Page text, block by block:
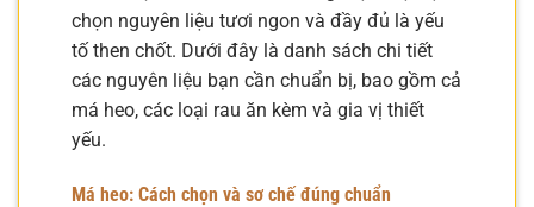
chọn nguyên liệu tươi ngon và đầy đủ là yếu
tố then chốt. Dưới đây là danh sách chi tiết
các nguyên liệu bạn cần chuẩn bị, bao gồm cả
má heo, các loại rau ăn kèm và gia vị thiết
yếu.
Má heo: Cách chọn và sơ chế đúng chuẩn